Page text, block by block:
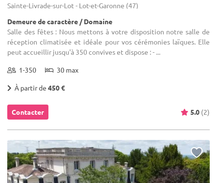
Sainte-Livrade-sur-Lot - Lot-et-Garonne (47)
Demeure de caractère / Domaine
Salle des fêtes : Nous mettons à votre disposition notre salle de
réception climatisée et idéale pour vos cérémonies laïques. Elle
peut accueillir jusqu'à 350 convives et dispose : - ...
1-350 30 max
À partir de 450 €
Contacter 5.0 (2)